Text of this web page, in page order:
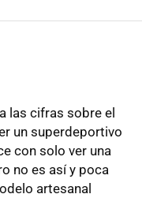
las cifras sobre el
un superdeportivo
con solo ver una
no es así y poca
artesanal